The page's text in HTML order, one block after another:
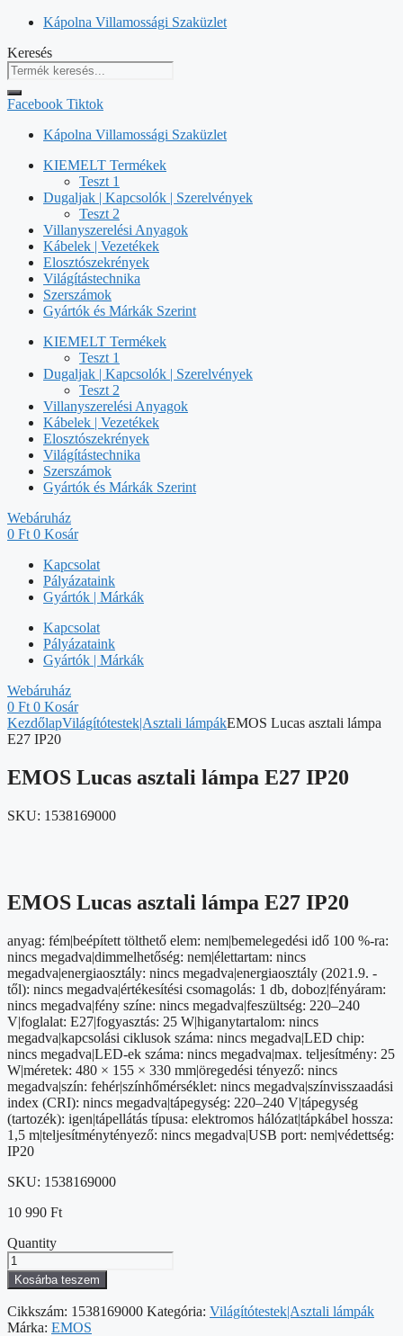
Kilépés
tartalomba
Kápolna Villamossági Szaküzlet
Keresés
Facebook Tiktok
Kápolna Villamossági Szaküzlet
KIEMELT Termékek
Teszt 1
Dugaljak | Kapcsolók | Szerelvények
Teszt 2
Villanyszerelési Anyagok
Kábelek | Vezetékek
Elosztószekrények
Világítástechnika
Szerszámok
Gyártók és Márkák Szerint
KIEMELT Termékek
Teszt 1
Dugaljak | Kapcsolók | Szerelvények
Teszt 2
Villanyszerelési Anyagok
Kábelek | Vezetékek
Elosztószekrények
Világítástechnika
Szerszámok
Gyártók és Márkák Szerint
Webáruház
0 Ft 0 Kosár
Kapcsolat
Pályázataink
Gyártók | Márkák
Kapcsolat
Pályázataink
Gyártók | Márkák
Webáruház
0 Ft 0 Kosár
KezdőlapVilágítótestek|Asztali lámpákEMOS Lucas asztali lámpa
E27 IP20
EMOS Lucas asztali lámpa E27 IP20
SKU: 1538169000
EMOS Lucas asztali lámpa E27 IP20
anyag: fém|beépített tölthető elem: nem|bemelegedési idő 100 %-ra:
nincs megadva|dimmelhetőség: nem|élettartam: nincs
megadva|energiaosztály: nincs megadva|energiaosztály (2021.9. -
től): nincs megadva|értékesítési csomagolás: 1 db, doboz|fényáram:
nincs megadva|fény színe: nincs megadva|feszültség: 220–240
V|foglalat: E27|fogyasztás: 25 W|higanytartalom: nincs
megadva|kapcsolási ciklusok száma: nincs megadva|LED chip:
nincs megadva|LED-ek száma: nincs megadva|max. teljesítmény: 25
W|méretek: 480 × 155 × 330 mm|öregedési tényező: nincs
megadva|szín: fehér|színhőmérséklet: nincs megadva|színvisszaadási
index (CRI): nincs megadva|tápegység: 220–240 V|tápegység
(tartozék): igen|tápellátás típusa: elektromos hálózat|tápkábel hossza:
1,5 m|teljesítménytényező: nincs megadva|USB port: nem|védettség:
IP20
SKU: 1538169000
10 990 Ft
Quantity
EMOS
Lucas
asztali
lámpa
E27
Kosárba teszem
Cikkszám: 1538169000 Kategória: Világítótestek|Asztali lámpák
Márka: EMOS